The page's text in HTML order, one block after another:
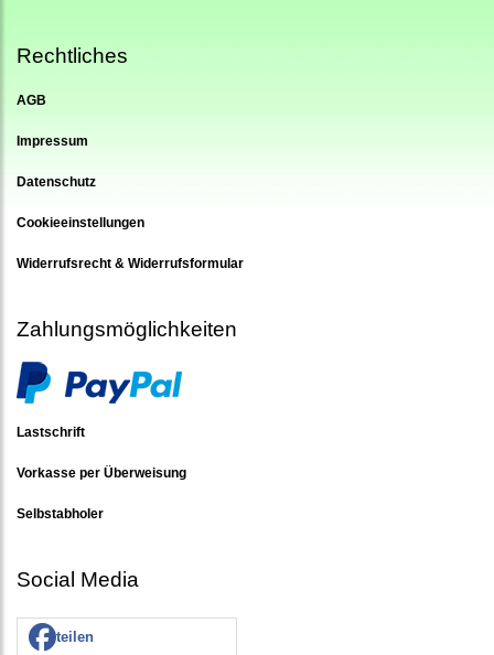
Rechtliches
AGB
Impressum
Datenschutz
Cookieeinstellungen
Widerrufsrecht & Widerrufsformular
Zahlungsmöglichkeiten
Lastschrift
Vorkasse per Überweisung
Selbstabholer
Social Media
teilen